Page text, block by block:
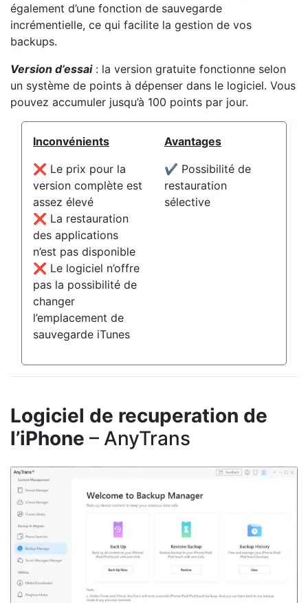
également d’une fonction de sauvegarde
incrémentielle, ce qui facilite la gestion de vos
backups.
Version d’essai: la version gratuite fonctionne selon
un système de points à dépenser dans le logiciel. Vous
pouvez accumuler jusqu’à 100 points par jour.
Inconvénients
❌ Le prix pour la
version complète est
assez élevé
❌ La restauration
des applications
n’est pas disponible
❌ Le logiciel n’offre
pas la possibilité de
changer
l’emplacement de
sauvegarde iTunes
Avantages
✔️ Possibilité de
restauration
sélective
Logiciel de recuperation de
l’iPhone – AnyTrans